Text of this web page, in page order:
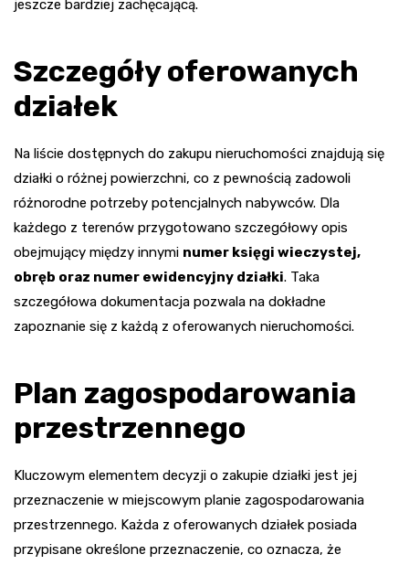
jeszcze bardziej zachęcającą.
Szczegóły oferowanych
działek
Na liście dostępnych do zakupu nieruchomości znajdują się
działki o różnej powierzchni, co z pewnością zadowoli
różnorodne potrzeby potencjalnych nabywców. Dla
każdego z terenów przygotowano szczegółowy opis
obejmujący między innymi numer księgi wieczystej,
obręb oraz numer ewidencyjny działki. Taka
szczegółowa dokumentacja pozwala na dokładne
zapoznanie się z każdą z oferowanych nieruchomości.
Plan zagospodarowania
przestrzennego
Kluczowym elementem decyzji o zakupie działki jest jej
przeznaczenie w miejscowym planie zagospodarowania
przestrzennego. Każda z oferowanych działek posiada
przypisane określone przeznaczenie, co oznacza, że